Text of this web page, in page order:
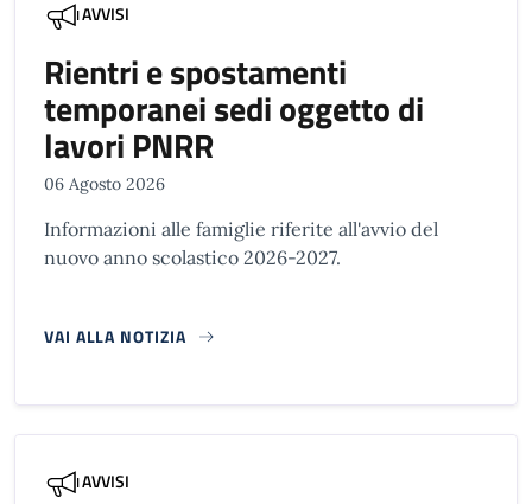
AVVISI
Rientri e spostamenti
temporanei sedi oggetto di
lavori PNRR
06 Agosto 2026
Informazioni alle famiglie riferite all'avvio del
nuovo anno scolastico 2026-2027.
VAI ALLA NOTIZIA
AVVISI